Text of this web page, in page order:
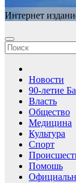
Интернет
Новости
90-летие
Власть
Общество
Медицина
Культура
Спорт
Помошь